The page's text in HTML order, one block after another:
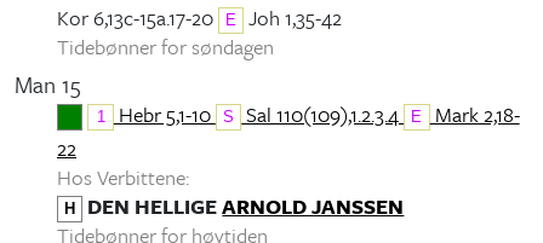
Kor 6,13c-15a.17-20
E
Joh 1,35-42
Tidebønner for søndagen
Man 15
1 Hebr 5,1-10 S Sal 110(109),1.2.3.4 E Mark 2,18-
22
Hos Verbittene:
H DEN HELLIGEARNOLD JANSSEN
Tidebønner for høytiden